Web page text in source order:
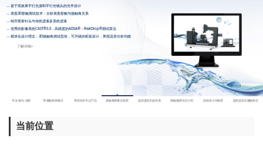
更前沿技术的接触角测量仪C60系列
当前位置